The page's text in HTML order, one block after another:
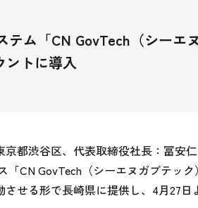
テム「CN GovTech（シーエ
ントに導入
都渋谷区、代表取締役社長：冨安
「CN GovTech（シーエヌガブテッ
せる形で長崎県に提供し、4月27日